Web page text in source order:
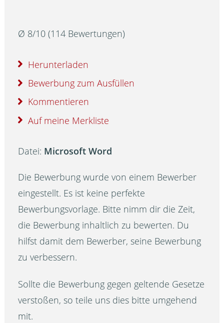
Ø 8/10 (114 Bewertungen)
Herunterladen
Bewerbung zum Ausfüllen
Kommentieren
Auf meine Merkliste
Datei: Microsoft Word
Die Bewerbung wurde von einem Bewerber
eingestellt. Es ist keine perfekte
Bewerbungsvorlage. Bitte nimm dir die Zeit,
die Bewerbung inhaltlich zu bewerten. Du
hilfst damit dem Bewerber, seine Bewerbung
zu verbessern.
Sollte die Bewerbung gegen geltende Gesetze
verstoßen, so teile uns dies bitte umgehend
mit.